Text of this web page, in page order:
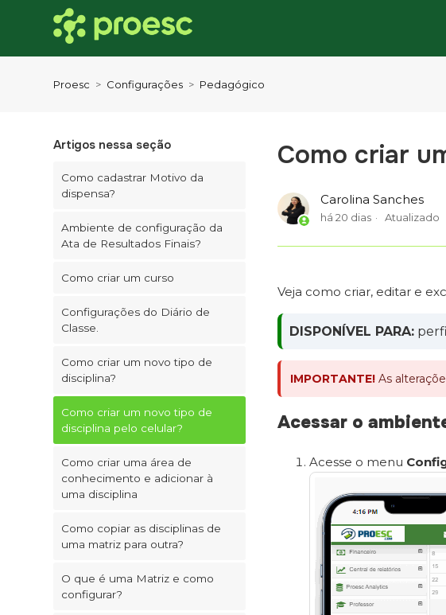
Proesc Configurações Pedagógico
Artigos nessa seção
Como cadastrar Motivo da
dispensa?
Ambiente de configuração da
Ata de Resultados Finais?
Como criar um curso
Configurações do Diário de
Classe.
Como criar um novo tipo de
disciplina?
Como criar um novo tipo de
disciplina pelo celular?
Como criar uma área de
conhecimento e adicionar à
uma disciplina
Como copiar as disciplinas de
uma matriz para outra?
O que é uma Matriz e como
configurar?
Como criar
Carolina Sanches
há 20 dias Atualizado
Veja como criar, editar e
DISPONÍVEL PARA:
IMPORTANTE! As
Acessar o
Acesse o menu